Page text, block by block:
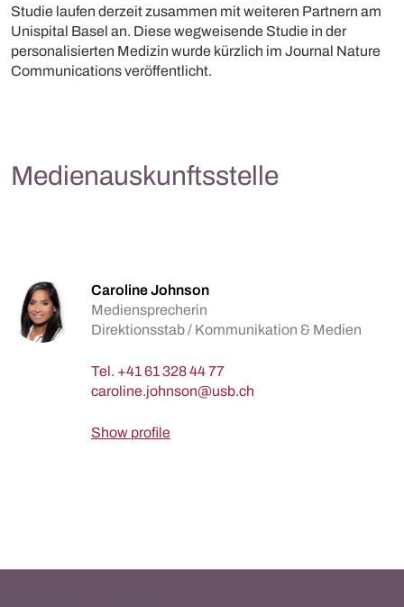
Studie laufen derzeit zusammen mit weiteren Partnern am
Unispital Basel an. Diese wegweisende Studie in der
personalisierten Medizin wurde kürzlich im Journal Nature
Communications veröffentlicht.
Medienauskunftsstelle
Caroline Johnson
Mediensprecherin
Direktionsstab / Kommunikation & Medien
Tel. +41 61 328 44 77
Show profile